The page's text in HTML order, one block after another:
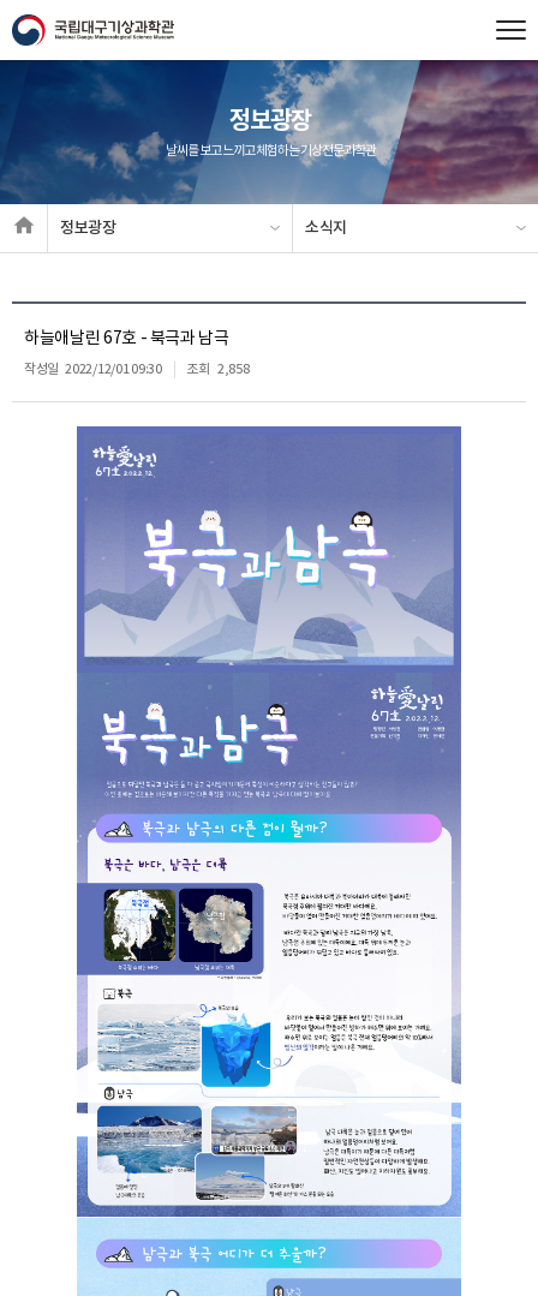
정보광장
날씨를 보고 느끼고 체험하는 기상전문과학관
정보광장 소식지
하늘애날린 67호 - 북극과 남극
작성일 2022/12/01 09:30 조회 2,858